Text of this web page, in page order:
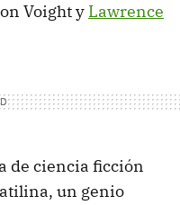
Voight y Lawrence
de ciencia ficción
un genio